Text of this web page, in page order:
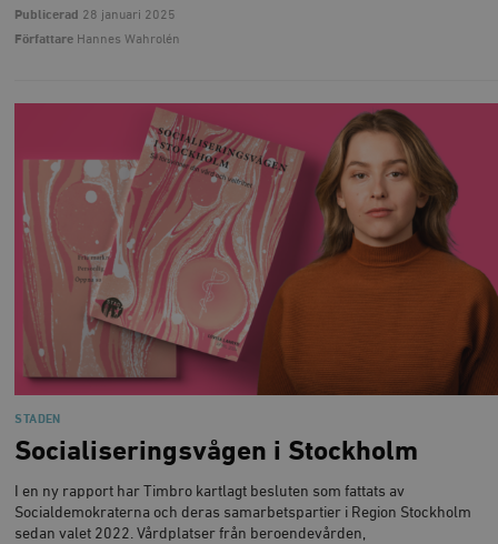
Publicerad 28 januari 2025
Författare Hannes Wahrolén
STADEN
Socialiseringsvågen i Stockholm
I en ny rapport har Timbro kartlagt besluten som fattats av
Socialdemokraterna och deras samarbetspartier i Region Stockholm
sedan valet 2022. Vårdplatser från beroendevården,